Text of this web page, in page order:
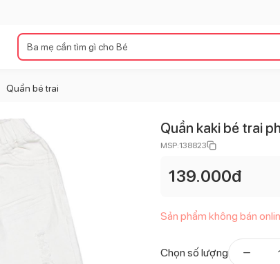
Quần bé trai
Quần kaki bé trai
MSP:138823
139.000đ
Sản phẩm không bán
Chọn số lượng